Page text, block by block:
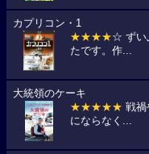
カプリコン・1
★★★★☆ ずい
たです。作...
大統領のケーキ
★★★★★ 戦禍
にならなく...